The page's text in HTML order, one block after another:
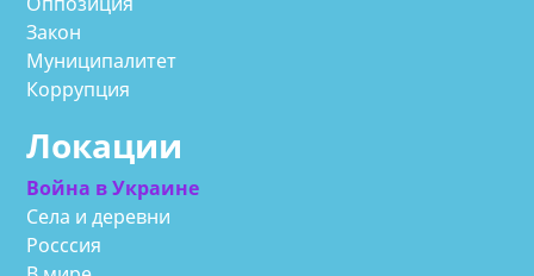
Закон
Муниципалитет
Коррупция
Локации
Война в Украине
Села и деревни
Росссия